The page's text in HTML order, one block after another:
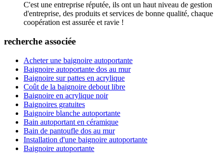
C'est une entreprise réputée, ils ont un haut niveau de gestion
d'entreprise, des produits et services de bonne qualité, chaque
coopération est assurée et ravie !
recherche associée
Acheter une baignoire autoportante
Baignoire autoportante dos au mur
Baignoire sur pattes en acrylique
Coût de la baignoire debout libre
Baignoire en acrylique noir
Baignoires gratuites
Baignoire blanche autoportante
Bain autoportant en céramique
Bain de pantoufle dos au mur
Installation d'une baignoire autoportante
Baignoire autoportante